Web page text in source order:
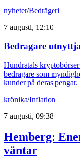
nyheter/Bedrägeri
7 augusti, 12:10
Bedragare
Hundratals
bedragare som
kunder på deras pengar.
krönika/Inflation
7 augusti, 09:38
Hemberg:
väntar